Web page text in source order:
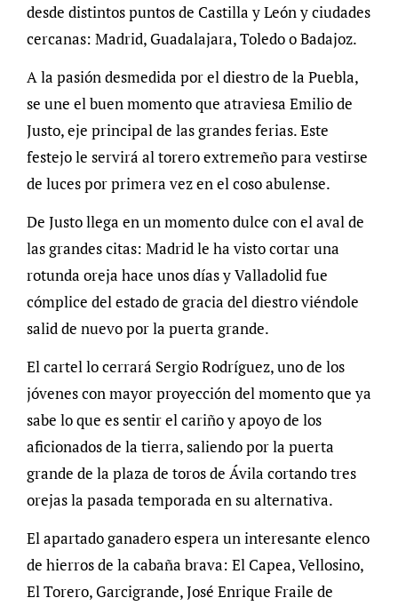
desde distintos puntos de Castilla y León y ciudades
cercanas: Madrid, Guadalajara, Toledo o Badajoz.
A la pasión desmedida por el diestro de la Puebla,
se une el buen momento que atraviesa Emilio de
Justo, eje principal de las grandes ferias. Este
festejo le servirá al torero extremeño para vestirse
de luces por primera vez en el coso abulense.
De Justo llega en un momento dulce con el aval de
las grandes citas: Madrid le ha visto cortar una
rotunda oreja hace unos días y Valladolid fue
cómplice del estado de gracia del diestro viéndole
salid de nuevo por la puerta grande.
El cartel lo cerrará Sergio Rodríguez, uno de los
jóvenes con mayor proyección del momento que ya
sabe lo que es sentir el cariño y apoyo de los
aficionados de la tierra, saliendo por la puerta
grande de la plaza de toros de Ávila cortando tres
orejas la pasada temporada en su alternativa.
El apartado ganadero espera un interesante elenco
de hierros de la cabaña brava: El Capea, Vellosino,
El Torero, Garcigrande, José Enrique Fraile de